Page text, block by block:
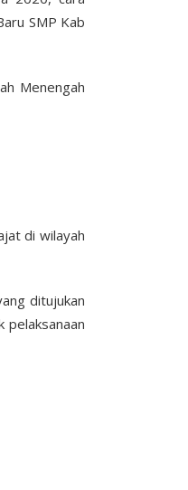
SMP Kab
Menengah
di wilayah
ditujukan
pelaksanaan